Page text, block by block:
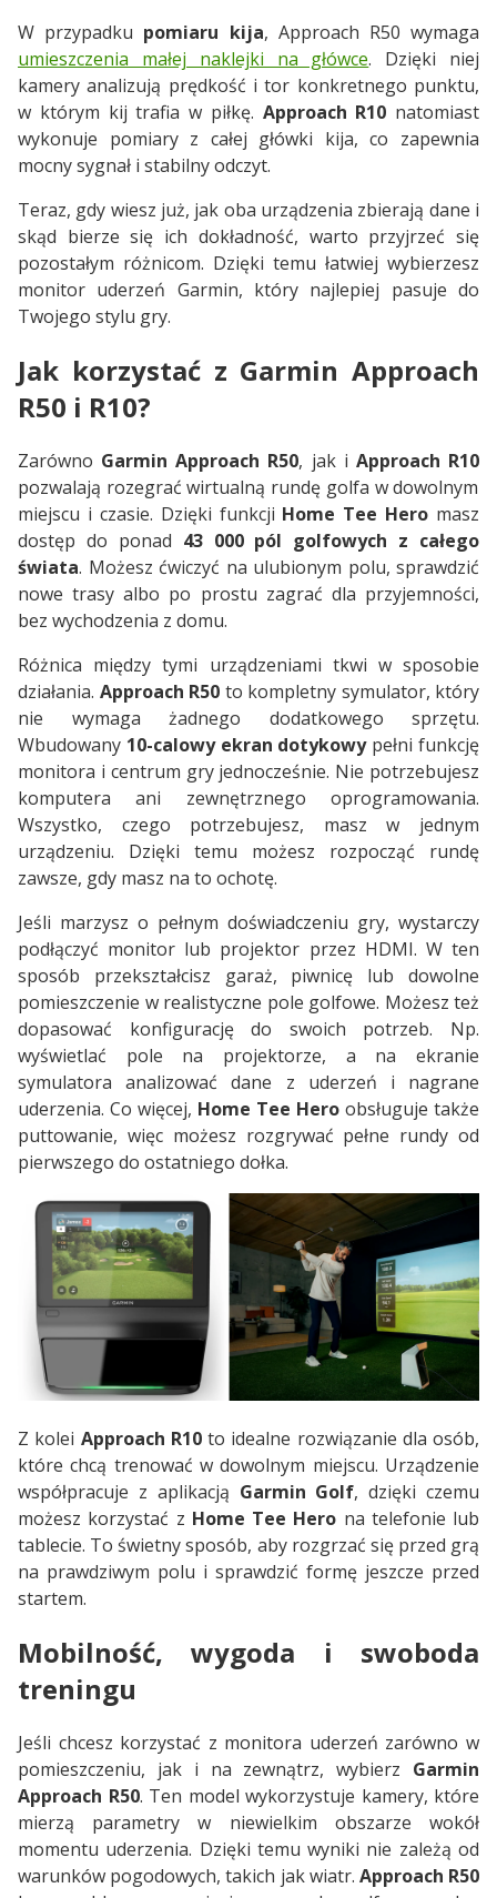
W przypadku pomiaru kija, Approach R50 wymaga
umieszczenia małej naklejki na główce. Dzięki niej
kamery analizują prędkość i tor konkretnego punktu,
w którym kij trafia w piłkę. Approach R10 natomiast
wykonuje pomiary z całej główki kija, co zapewnia
mocny sygnał i stabilny odczyt.
Teraz, gdy wiesz już, jak oba urządzenia zbierają dane i
skąd bierze się ich dokładność, warto przyjrzeć się
pozostałym różnicom. Dzięki temu łatwiej wybierzesz
monitor uderzeń Garmin, który najlepiej pasuje do
Twojego stylu gry.
Jak korzystać z Garmin Approach
R50 i R10?
Zarówno Garmin Approach R50, jak i Approach R10
pozwalają rozegrać wirtualną rundę golfa w dowolnym
miejscu i czasie. Dzięki funkcji Home Tee Hero masz
dostęp do ponad 43 000 pól golfowych z całego
świata. Możesz ćwiczyć na ulubionym polu, sprawdzić
nowe trasy albo po prostu zagrać dla przyjemności,
bez wychodzenia z domu.
Różnica między tymi urządzeniami tkwi w sposobie
działania. Approach R50 to kompletny symulator, który
nie wymaga żadnego dodatkowego sprzętu.
Wbudowany 10-calowy ekran dotykowypełni funkcję
monitora i centrum gry jednocześnie. Nie potrzebujesz
komputera ani zewnętrznego oprogramowania.
Wszystko, czego potrzebujesz, masz w jednym
urządzeniu. Dzięki temu możesz rozpocząć rundę
zawsze, gdy masz na to ochotę.
Jeśli marzysz o pełnym doświadczeniu gry, wystarczy
podłączyć monitor lub projektor przez HDMI. W ten
sposób przekształcisz garaż, piwnicę lub dowolne
pomieszczenie w realistyczne pole golfowe. Możesz też
dopasować konfigurację do swoich potrzeb. Np.
wyświetlać pole na projektorze, a na ekranie
symulatora analizować dane z uderzeń i nagrane
uderzenia. Co więcej, Home Tee Hero obsługuje także
puttowanie, więc możesz rozgrywać pełne rundy od
pierwszego do ostatniego dołka.
Z kolei Approach R10to idealne rozwiązanie dla osób,
które chcą trenować w dowolnym miejscu. Urządzenie
współpracuje z aplikacją Garmin Golf, dzięki czemu
możesz korzystać z Home Tee Hero na telefonie lub
tablecie. To świetny sposób, aby rozgrzać się przed grą
na prawdziwym polu i sprawdzić formę jeszcze przed
startem.
Mobilność, wygoda i swoboda
treningu
Jeśli chcesz korzystać z monitora uderzeń zarówno w
pomieszczeniu, jak i na zewnątrz, wybierz Garmin
Approach R50. Ten model wykorzystuje kamery, które
mierzą parametry w niewielkim obszarze wokół
momentu uderzenia. Dzięki temu wyniki nie zależą od
warunków pogodowych, takich jak wiatr. Approach R50